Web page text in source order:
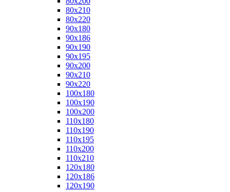
80x210
80x220
90x180
90x186
90x190
90x195
90x200
90x210
90x220
100x180
100x190
100x200
110x180
110x190
110x195
110x200
110x210
120x180
120x186
120x190